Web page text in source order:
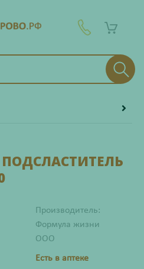
Производитель:
Формула жизни
ООО
Есть в аптеке